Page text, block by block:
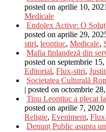
posted on aprilie 10, 2021
Medicale
Endolex Active: O
posted on aprilie 29,
stiri, leontiuc, Medicale,
Mafia finlandeză din
posted on septembrie
Editorial, Flux-stiri,
Societatea Culturală
| posted on octombrie
Tinu Leontiuc a plecat
posted on aprilie 7, 2020
Religie, Eveniment,
Denunț Public asupra